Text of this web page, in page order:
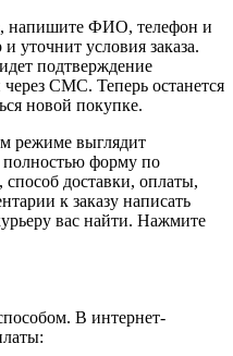
напишите ФИО, телефон и
уточнит условия заказа.
подтверждение
СМС. Теперь останется
новой покупке.
режиме выглядит
полностью форму по
способ доставки, оплаты,
к заказу написать
вас найти. Нажмите
В интернет-